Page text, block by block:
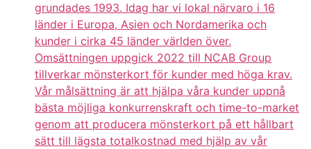
grundades 1993. Idag har vi lokal närvaro i 16
länder i Europa, Asien och Nordamerika och
kunder i cirka 45 länder världen över.
Omsättningen uppgick 2022 till NCAB Group
tillverkar mönsterkort för kunder med höga krav.
Vår målsättning är att hjälpa våra kunder uppnå
bästa möjliga konkurrenskraft och time-to-market
genom att producera mönsterkort på ett hållbart
sätt till lägsta totalkostnad med hjälp av vår